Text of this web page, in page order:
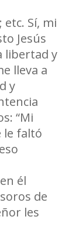
etc. Sí, mi
Jesús
libertad y
lleva a
y
“Mi
le faltó
él
de
les